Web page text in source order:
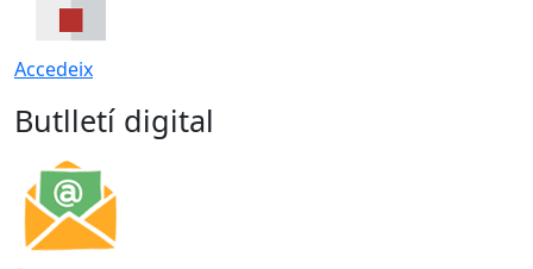
Accedeix
Butlletí digital